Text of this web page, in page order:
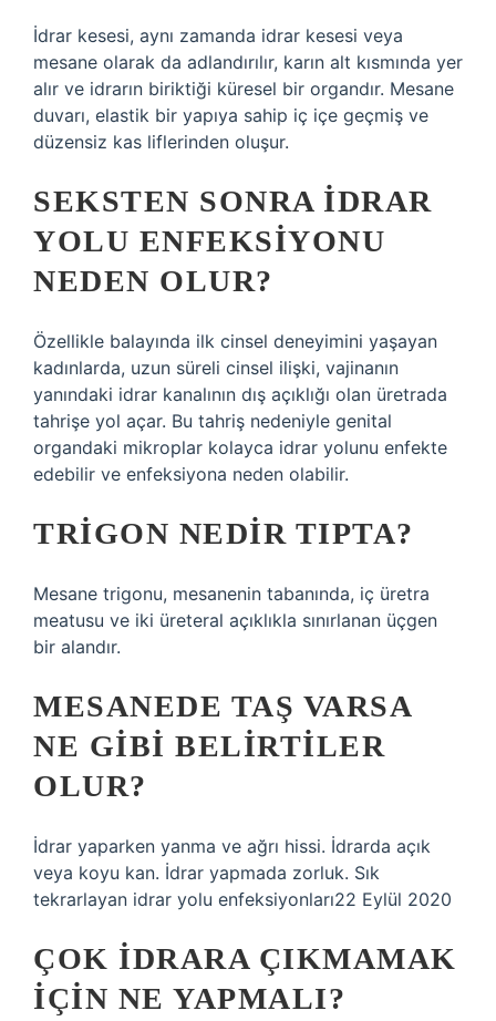
İdrar kesesi, aynı zamanda idrar kesesi veya
mesane olarak da adlandırılır, karın alt kısmında yer
alır ve idrarın biriktiği küresel bir organdır. Mesane
duvarı, elastik bir yapıya sahip iç içe geçmiş ve
düzensiz kas liflerinden oluşur.
SEKSTEN SONRA IDRAR
YOLU ENFEKSIYONU
NEDEN OLUR?
Özellikle balayında ilk cinsel deneyimini yaşayan
kadınlarda, uzun süreli cinsel ilişki, vajinanın
yanındaki idrar kanalının dış açıklığı olan üretrada
tahrişe yol açar. Bu tahriş nedeniyle genital
organdaki mikroplar kolayca idrar yolunu enfekte
edebilir ve enfeksiyona neden olabilir.
TRIGON NEDIR TIPTA?
Mesane trigonu, mesanenin tabanında, iç üretra
meatusu ve iki üreteral açıklıkla sınırlanan üçgen
bir alandır.
MESANEDE TAŞ VARSA
NE GIBI BELIRTILER
OLUR?
İdrar yaparken yanma ve ağrı hissi. İdrarda açık
veya koyu kan. İdrar yapmada zorluk. Sık
tekrarlayan idrar yolu enfeksiyonları22 Eylül 2020
ÇOK IDRARA ÇIKMAMAK
IÇIN NE YAPMALI?